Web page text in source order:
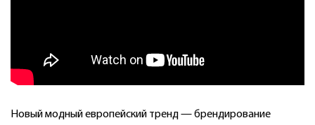
Новый модный европейский тренд — брендирование